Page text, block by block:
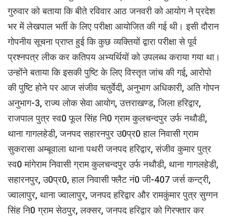
गुरुवार को बताया कि बीते रविवार आठ जनवरी को आयोग ने प्रदेश
भर में लेखपाल भर्ती के लिए परीक्षा आयोजित की गई थी। इसी दौरान
गोपनीय सूचना प्राप्त हुई कि कुछ व्यक्तियों द्वारा परीक्षा से पूर्व
प्रश्नपत्र लीक कर कतिपय अभ्यर्थियों को उपलब्ध कराया गया था।
उन्होंने बताया कि इसकी पुष्टि के लिए विस्तृत जांच की गई, आरोपो
की पुष्टि होने पर आज संजीव चतुर्वेदी, अनुभाग अधिकारी, अति गोपन
अनुभाग-3, राज्य लोक सेवा आयोग, उत्तराखण्ड, जिला हरिद्वार,
राजपाल पुत्र स्व0 फूल सिंह नि0 ग्राम कुलचन्दपुर उर्फ नथौडी,
थाना गागलहेडी, जनपद सहारनपुर उ0प्र0 हाल निवासी ग्राम
सुकरासा अम्बूवाला थाना पथरी जनपद हरिद्वार, संजीव कुमार पुत्र
स्व0 मांगेराम निवासी ग्राम कुलचन्दपुर उर्फ नथौडी, थाना गागलहेडी,
सहारनपुर, उ0प्र0, हाल निवासी फ्लैट नं0 जी-407 जर्स कन्ट्री,
ज्वालापुर, थाना ज्वालापुर, जनपद हरिद्वार और रामकुंमार पुत्र सुग्गन
सिंह नि0 ग्राम सेठपुर, लक्सर, जनपद हरिद्वार को गिरफ्तार कर